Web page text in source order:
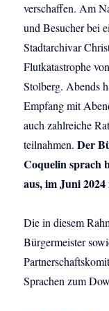
verschaffen. Am
und Besucher bei
Stadtarchivar
Flutkatastrophe
Stolberg. Abends
Empfang mit
auch zahlreiche
teilnahmen.Der
Coquelin sprach
aus, im Juni
Die in diesem
Bürgermeister
Sprachen zum